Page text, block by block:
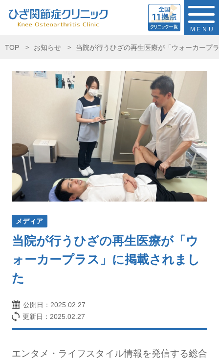
MENU
TOP お知らせ 当院が行うひざの再生医療が「ウォーカープ
メディア
当院が行うひざの再生医療が「ウ
ォーカープラス」に掲載されまし
た
公開日： 2025.02.27
更新日：2025.02.27
エンタメ・ライフスタイル情報を発信する総合